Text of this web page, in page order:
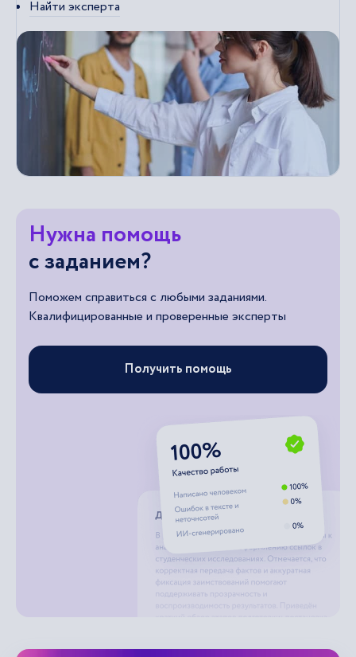
Найти эксперта
Нужна помощь
с заданием?
Поможем справиться с любыми заданиями.
Квалифицированные и проверенные эксперты
Получить помощь